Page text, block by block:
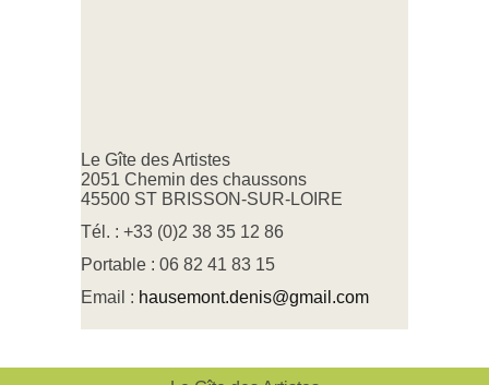
Le Gîte des Artistes
2051 Chemin des chaussons
45500 ST BRISSON-SUR-LOIRE
Tél. : +33 (0)2 38 35 12 86
Portable : 06 82 41 83 15
Email : hausemont.denis@gmail.com